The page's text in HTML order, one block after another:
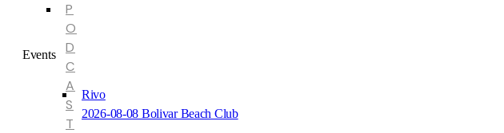
P
O
D
C
A
S
T
Events
Rivo
2026-08-08 Bolivar Beach Club